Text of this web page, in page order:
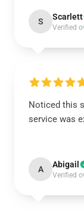
S Scarlett
Verified
Noticed this
service was
A Abigail
Verified